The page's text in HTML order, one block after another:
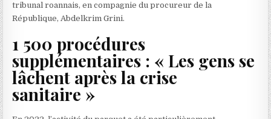
tribunal roannais, en compagnie du procureur de la
République, Abdelkrim Grini.
1 500 procédures
supplémentaires : « Les gens se
lâchent après la crise
sanitaire »